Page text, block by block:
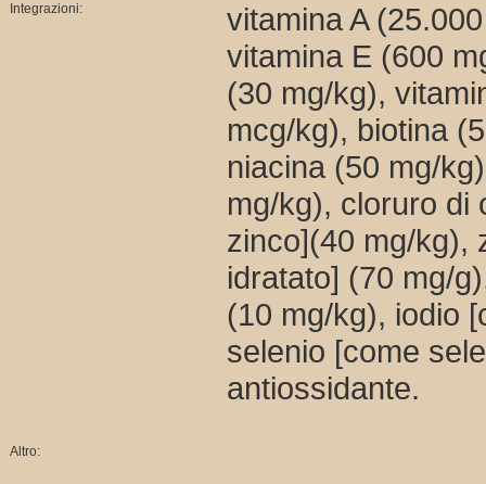
Integrazioni:
vitamina A
vitamina E (600
(30 mg/kg),
mcg/kg), biotina
niacina (50 mg/
mg/kg), cloruro di
zinco](40 mg/kg),
idratato] (70 mg/
(10 mg/kg), iodio
selenio [come
antiossidante.
Altro: